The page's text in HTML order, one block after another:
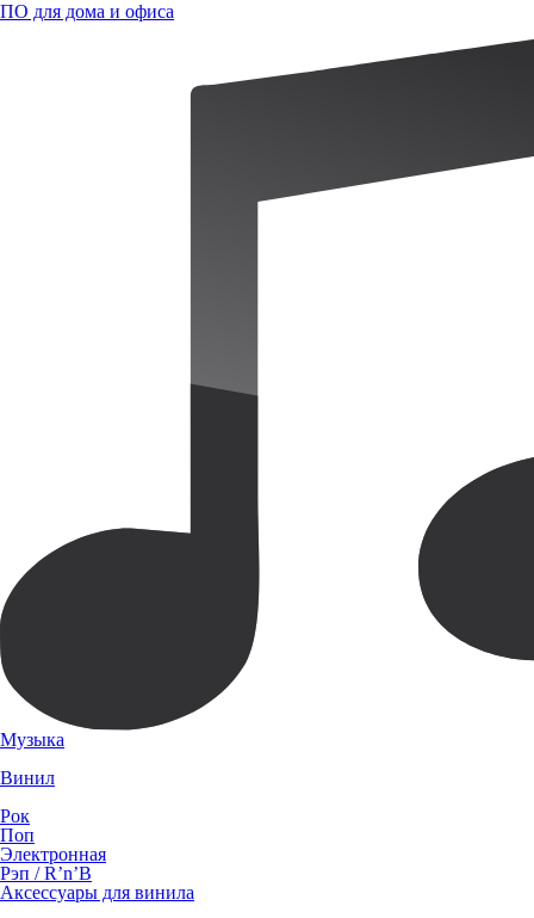
ПО для дома и офиса
Музыка
Винил
Рок
Поп
Электронная
Рэп / R’n’B
Аксессуары для винила